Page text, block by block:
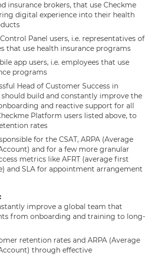
insurance brokers, that use Checkme
digital experience into their health
Panel users, i.e. representatives of
that use health insurance programs
app users, i.e. employees that use
programs
Head of Customer Success in
build and constantly improve the
and reactive support for all
Platform users listed above, to
rates
for the CSAT, ARPA (Average
and for a few more granular
metrics like AFRT (average first
and SLA for appointment arrangement
improve a global team that
from onboarding and training to long-
retention rates and ARPA (Average
through effective